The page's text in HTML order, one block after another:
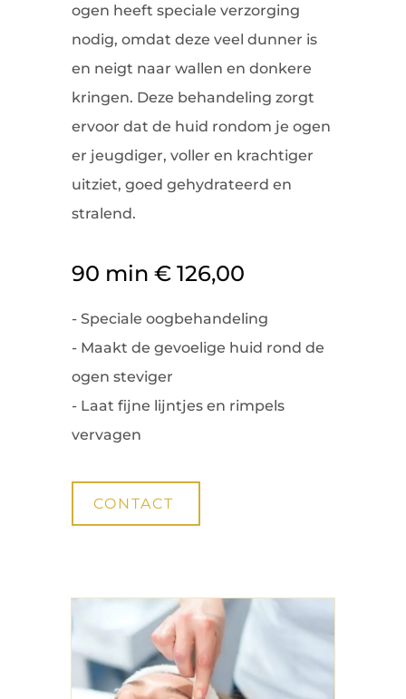
ogen heeft speciale verzorging
nodig, omdat deze veel dunner is
en neigt naar wallen en donkere
kringen. Deze behandeling zorgt
ervoor dat de huid rondom je ogen
er jeugdiger, voller en krachtiger
uitziet, goed gehydrateerd en
stralend.
90 min € 126,00
- Speciale oogbehandeling
- Maakt de gevoelige huid rond de
ogen steviger
- Laat fijne lijntjes en rimpels
vervagen
CONTACT